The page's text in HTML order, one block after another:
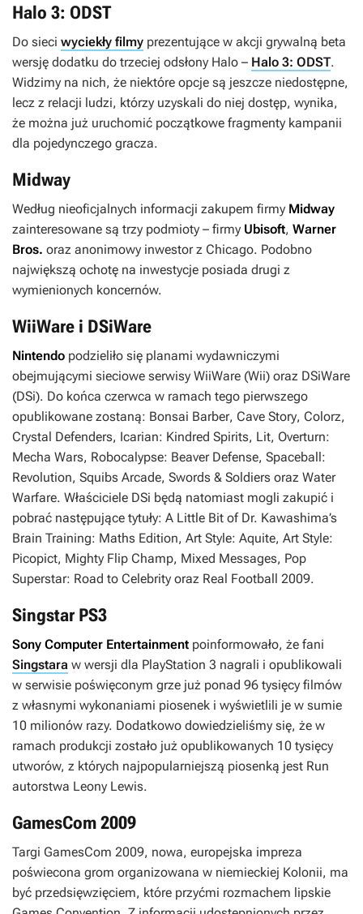
Halo 3: ODST
Do sieci wyciekły filmy prezentujące w akcji grywalną beta
wersję dodatku do trzeciej odsłony Halo – Halo 3: ODST.
Widzimy na nich, że niektóre opcje są jeszcze niedostępne,
lecz z relacji ludzi, którzy uzyskali do niej dostęp, wynika,
że można już uruchomić początkowe fragmenty kampanii
dla pojedynczego gracza.
Midway
Według nieoficjalnych informacji zakupem firmy Midway
zainteresowane są trzy podmioty – firmy Ubisoft, Warner
Bros. oraz anonimowy inwestor z Chicago. Podobno
największą ochotę na inwestycje posiada drugi z
wymienionych koncernów.
WiiWare i DSiWare
Nintendo podzieliło się planami wydawniczymi
obejmującymi sieciowe serwisy WiiWare (Wii) oraz DSiWare
(DSi). Do końca czerwca w ramach tego pierwszego
opublikowane zostaną: Bonsai Barber, Cave Story, Colorz,
Crystal Defenders, Icarian: Kindred Spirits, Lit, Overturn:
Mecha Wars, Robocalypse: Beaver Defense, Spaceball:
Revolution, Squibs Arcade, Swords & Soldiers oraz Water
Warfare. Właściciele DSi będą natomiast mogli zakupić i
pobrać następujące tytuły: A Little Bit of Dr. Kawashima’s
Brain Training: Maths Edition, Art Style: Aquite, Art Style:
Picopict, Mighty Flip Champ, Mixed Messages, Pop
Superstar: Road to Celebrity oraz Real Football 2009.
Singstar PS3
Sony Computer Entertainment poinformowało, że fani
Singstara w wersji dla PlayStation 3 nagrali i opublikowali
w serwisie poświęconym grze już ponad 96 tysięcy filmów
z własnymi wykonaniami piosenek i wyświetlili je w sumie
10 milionów razy. Dodatkowo dowiedzieliśmy się, że w
ramach produkcji zostało już opublikowanych 10 tysięcy
utworów, z których najpopularniejszą piosenką jest Run
autorstwa Leony Lewis.
GamesCom 2009
Targi GamesCom 2009, nowa, europejska impreza
poświecona grom organizowana w niemieckiej Kolonii, ma
być przedsięwzięciem, które przyćmi rozmachem lipskie